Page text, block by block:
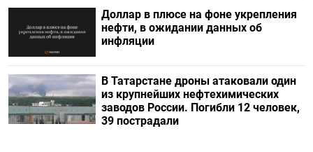
Доллар в плюсе на фоне укрепления
нефти, в ожидании данных об
инфляции
В Татарстане дроны атаковали один
из крупнейших нефтехимических
заводов России. Погибли 12 человек,
39 пострадали